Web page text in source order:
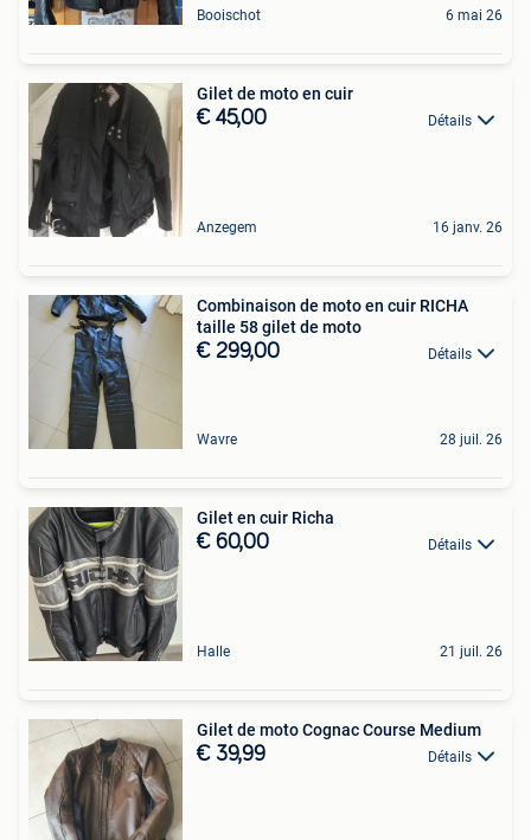
Booischot 6 mai 26
Gilet de moto en cuir
€ 45,00 Détails
Anzegem 16 janv. 26
Combinaison de moto en cuir RICHA
taille 58 gilet de moto
€ 299,00 Détails
Wavre 28 juil. 26
Gilet en cuir Richa
€ 60,00 Détails
Halle 21 juil. 26
Gilet de moto Cognac Course Medium
€ 39,99 Détails